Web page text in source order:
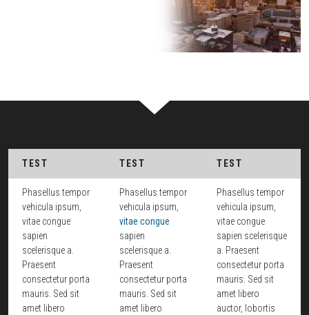
TEST TEST TEST
Phasellus tempor
vehicula ipsum,
vitae congue
sapien
scelerisque a.
Praesent
consectetur porta
mauris. Sed sit
amet libero
Phasellus tempor
vehicula ipsum,
vitae congue
sapien
scelerisque a.
Praesent
consectetur porta
mauris. Sed sit
amet libero
Phasellus tempor
vehicula ipsum,
vitae congue
sapien scelerisque
a. Praesent
consectetur porta
mauris. Sed sit
amet libero
auctor, lobortis